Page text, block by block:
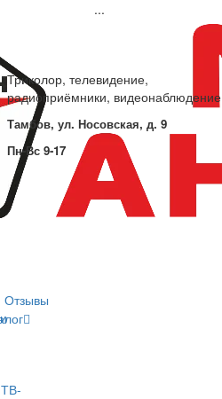
...
Триколор, телевидение,
радиоприёмники, видеонаблюдение
Тамбов, ул. Носовская, д. 9
Пн-Вс 9-17
Отзывы